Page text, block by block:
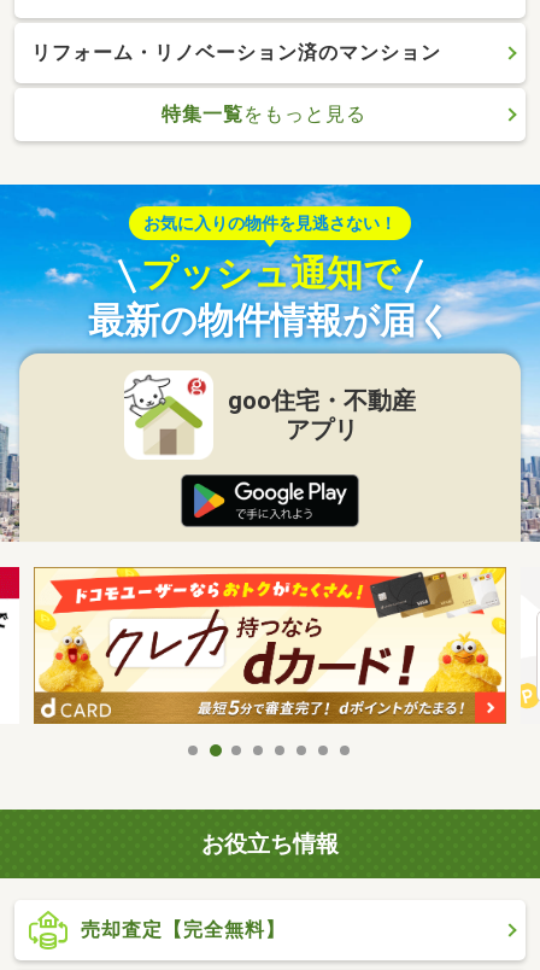
リフォーム・リノベーション済のマンション
特集一覧をもっと見る
お気に入りの物件を見逃さない！
プッシュ通知で
最新の物件情報が届く
goo住宅・不動産
アプリ
お役立ち情報
売却査定【完全無料】